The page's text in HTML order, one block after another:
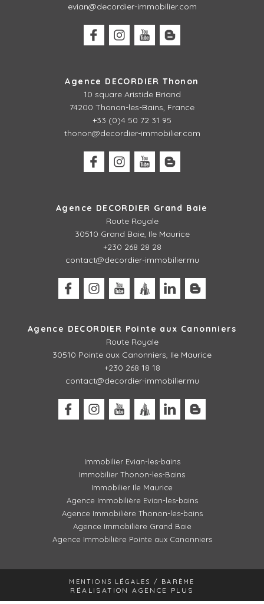
evian@decordier-immobilier.com
Agence DECORDIER Thonon
10 square Aristide Briand
74200 Thonon-les-Bains, France
+33 (0)4 50 72 31 95
thonon@decordier-immobilier.com
Agence DECORDIER Grand Baie
Route Royale
30510 Grand Baie, Ile Maurice
+230 268 28 28
contact@decordier-immobilier.mu
Agence DECORDIER Pointe aux Canonniers
Route Royale
30510 Pointe aux Canonniers, Ile Maurice
+230 268 18 18
contact@decordier-immobilier.mu
Immobilier Evian-les-bains
Immobilier Thonon-les-Bains
Immobilier Ile Maurice
Agence Immobilière Evian-les-bains
Agence Immobilière Thonon-les-bains
Agence Immobilière Grand Baie
Agence Immobilière Pointe aux Canonniers
MENTIONS LÉGALES / BARÈME
RÉALISATION AGENCE PLUS